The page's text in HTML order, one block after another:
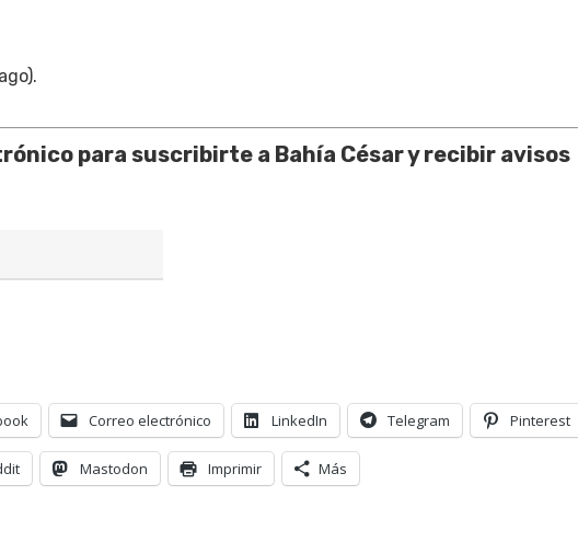
para suscribirte a Bahía César y recibir avisos
Correo electrónico LinkedIn Telegram Pinterest
Mastodon Imprimir Más